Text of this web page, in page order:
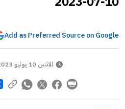
Add as Preferred Source on Google
الاثنين 10 يوليو 2023